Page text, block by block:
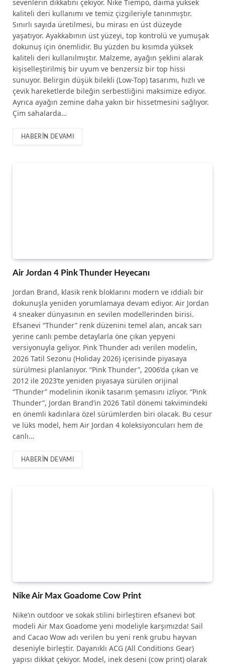
sevenlerin dikkatini çekiyor. Nike Tiempo, daima yüksek
kaliteli deri kullanımı ve temiz çizgileriyle tanınmıştır.
Sınırlı sayıda üretilmesi, bu mirası en üst düzeyde
yaşatıyor. Ayakkabının üst yüzeyi, top kontrolü ve yumuşak
dokunuş için önemlidir. Bu yüzden bu kısımda yüksek
kaliteli deri kullanılmıştır. Malzeme, ayağın şeklini alarak
kişiselleştirilmiş bir uyum ve benzersiz bir top hissi
sunuyor. Belirgin düşük bilekli (Low-Top) tasarımı, hızlı ve
çevik hareketlerde bileğin serbestliğini maksimize ediyor.
Ayrıca ayağın zemine daha yakın bir hissetmesini sağlıyor.
Çim sahalarda…
HABERIN DEVAMI
Air Jordan 4 Pink Thunder Heyecanı
Jordan Brand, klasik renk bloklarını modern ve iddialı bir
dokunuşla yeniden yorumlamaya devam ediyor. Air Jordan
4 sneaker dünyasının en sevilen modellerinden birisi.
Efsanevi “Thunder” renk düzenini temel alan, ancak sarı
yerine canlı pembe detaylarla öne çıkan yepyeni
versiyonuyla geliyor. Pink Thunder adı verilen modelin,
2026 Tatil Sezonu (Holiday 2026) içerisinde piyasaya
sürülmesi planlanıyor. “Pink Thunder”, 2006’da çıkan ve
2012 ile 2023’te yeniden piyasaya sürülen orijinal
“Thunder” modelinin ikonik tasarım şemasını izliyor. “Pink
Thunder”, Jordan Brand’in 2026 Tatil dönemi takvimindeki
en önemli kadınlara özel sürümlerden biri olacak. Bu cesur
ve lüks model, hem Air Jordan 4 koleksiyoncuları hem de
canlı…
HABERIN DEVAMI
Nike Air Max Goadome Cow Print
Nike’ın outdoor ve sokak stilini birleştiren efsanevi bot
modeli Air Max Goadome yeni modeliyle karşımızda! Sail
and Cacao Wow adı verilen bu yeni renk grubu hayvan
deseniyle birleştir. Dayanıklı ACG (All Conditions Gear)
yapısı dikkat çekiyor. Model, inek deseni (cow print) olarak